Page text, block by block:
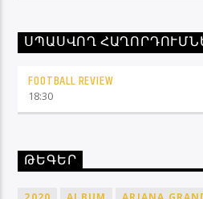
ՍՊԱՍՎՈՂ
FOOTBALL REVIEW
18:30
ԹԵԳԵՐ